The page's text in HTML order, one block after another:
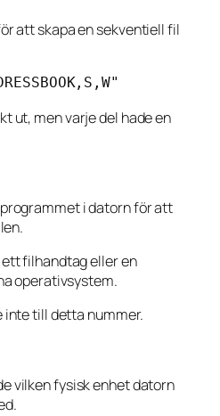
att skapa en sekventiell fil
ut, men varje del hade en
i datorn för att
filhandtag eller en
operativsystem.
till detta nummer.
vilken fysisk enhet datorn